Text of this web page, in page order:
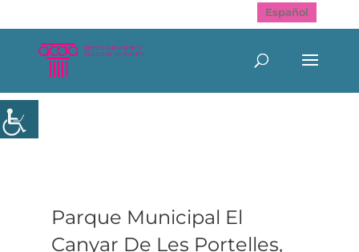
Español
Parque Municipal El
Canyar De Les Portelles,